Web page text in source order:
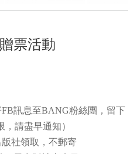
票活動
訊息至BANG粉絲團，留下
請盡早通知）
社領取，不郵寄